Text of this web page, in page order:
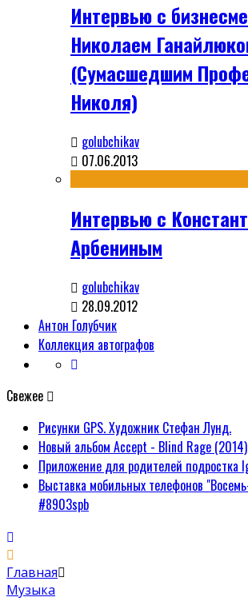
Интервью с
Николаем
(Сумасшедшим
Николя)
golubchikav
07.06.2013
Интервью с
Арбениным
golubchikav
28.09.2012
Антон Голубчик
Коллекция автографов
Свежее
Рисунки GPS. Художник Стефан Лунд.
Новый альбом Accept - Blind Rage (2014)
Приложение для родителей подростка
Выставка мобильных телефонов
#8903spb
Главная
Музыка